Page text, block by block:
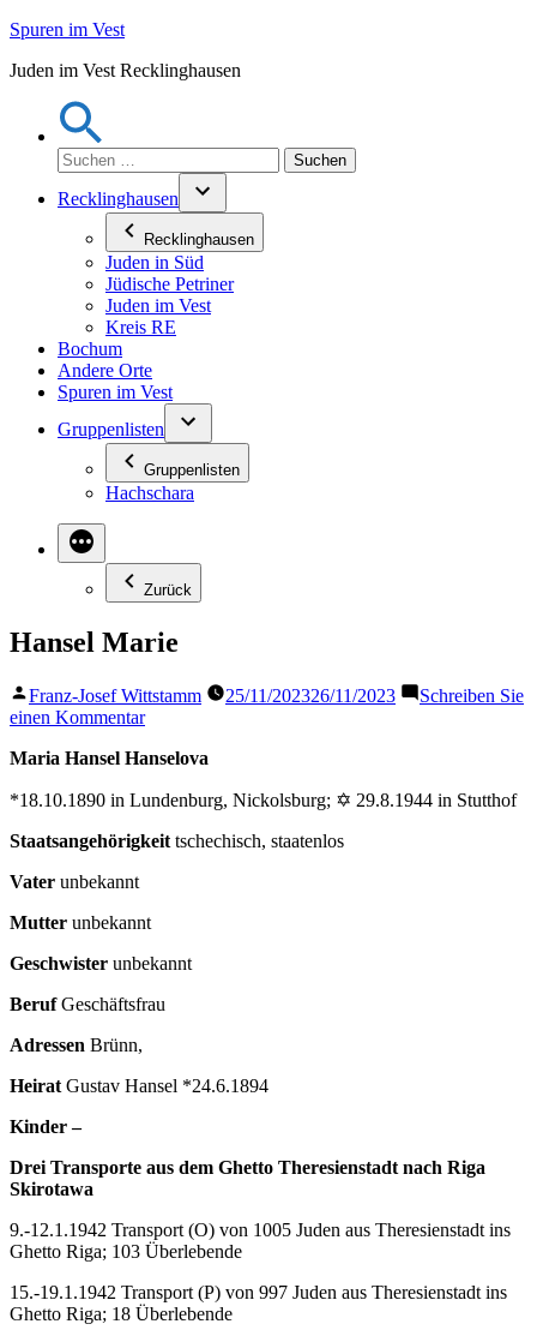
Zum
springen
Spuren im Vest
Juden im Vest Recklinghausen
Suchen
nach:
Recklinghausen
Recklinghausen
Juden in Süd
Jüdische Petriner
Juden im Vest
Kreis RE
Bochum
Andere Orte
Spuren im Vest
Gruppenlisten
Gruppenlisten
Hachschara
Zurück
Hansel Marie
Veröffentlicht
von
Franz-Josef Wittstamm 25/11/202326/11/2023
Schreiben Sie
einen Kommentarzu
Marie
Maria Hansel Hanselova
*18.10.1890 in Lundenburg, Nickolsburg; ✡ 29.8.1944 in Stutthof
Staatsangehörigkeit tschechisch, staatenlos
Vater unbekannt
Mutter unbekannt
Geschwister unbekannt
BerufGeschäftsfrau
Adressen Brünn,
Heirat Gustav Hansel *24.6.1894
Kinder –
Drei Transporte aus dem Ghetto Theresienstadt nach Riga
Skirotawa
9.-12.1.1942 Transport (O) von 1005 Juden aus Theresienstadt ins
Ghetto Riga; 103 Überlebende
15.-19.1.1942 Transport (P) von 997 Juden aus Theresienstadt ins
Ghetto Riga; 18 Überlebende